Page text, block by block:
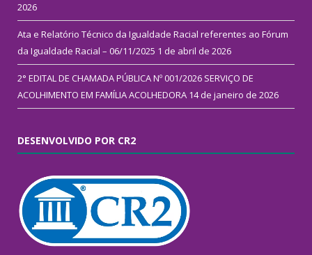
2026
Ata e Relatório Técnico da Igualdade Racial referentes ao Fórum
da Igualdade Racial – 06/11/2025 1 de abril de 2026
2° EDITAL DE CHAMADA PÚBLICA Nº 001/2026 SERVIÇO DE
ACOLHIMENTO EM FAMÍLIA ACOLHEDORA 14 de janeiro de 2026
DESENVOLVIDO POR CR2